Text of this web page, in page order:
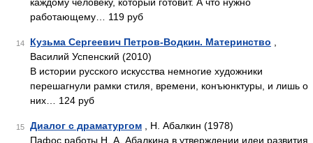
работающему… 119 руб
14 Кузьма Сергеевич Петров-Водкин. Материнство
Василий Успенский (2010)
В истории русского искусства немногие художники
перешагнули рамки стиля, времени, конъюнктуры, и лишь о
них… 124 руб
15 Диалог с драматургом , Н. Абалкин (1978)
Пафос работы Н. А. Абалкина в утверждении идеи развития